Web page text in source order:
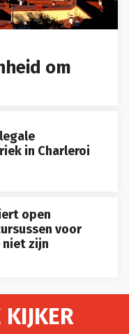
om
in Charleroi
open
voor
zijn